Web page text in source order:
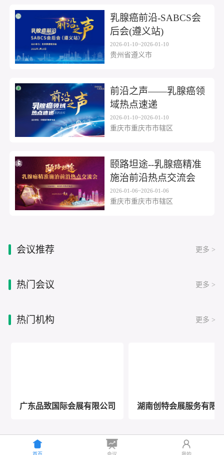
乳腺癌前沿-SABCS会
后会(遵义站)
2026-01-10~2026-01-10
贵州省遵义市
前沿之声——乳腺癌领
域热点速递
2026-01-10~2026-01-10
重庆市重庆市市辖区
颐路坦途--乳腺癌精准
施治前沿热点交流会
2026-01-06~2026-01-06
重庆市重庆市市辖区
会议推荐 更多 >
热门会议 更多 >
热门机构 更多 >
广东品致国际会展有限公司 湖南创特会展服务有限